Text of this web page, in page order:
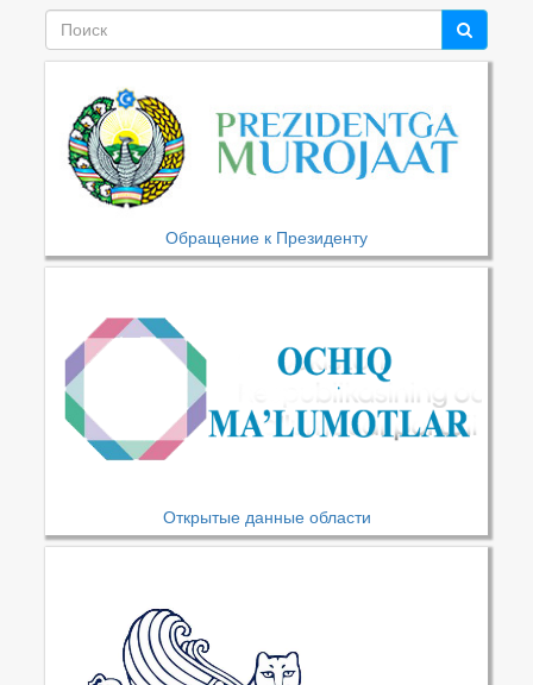
Обращение к Президенту
Открытые данные области